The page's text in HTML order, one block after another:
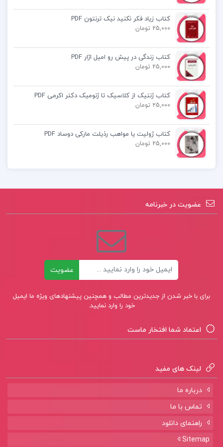
الگو
کتاب مدیریت مالی 2 دکتر مهدی تقوی
کتاب دستور زبان فارسی هامون سبطی
کتاب زیاد فکر نکنید نیک ترنتون PDF
25,000 تومان
کتاب زندگی در پیش رو امیل اژار PDF
25,000 تومان
کتاب ژنتیک از کلاسیک تا ژنومیک دکتر اکرمی PDF
25,000 تومان
کتاب ژولیت یا مواهب رذیلت مارکی دوساد PDF
25,000 تومان
عضویت در خبرنامه
عضویت
برای با خبر شدن از جدیدترین مطالب و همچنین پیشنهادهای ویژه ما ایمیل
خود را وارد نمایید.
اعتماد شما افتخار ماست
لینک های مفید
درباره ما
تماس با ما
راهنمای دانلود
Sitemap